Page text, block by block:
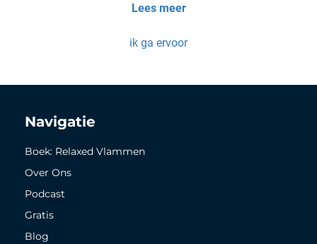
Lees meer
ik ga ervoor
Navigatie
Boek: Relaxed Vlammen
Over Ons
Podcast
Gratis
Blog